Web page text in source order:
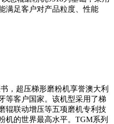
满足客户对产品粒度、性能
，超压梯形磨粉机享誉澳大利
等客户国家。该机型采用了梯
辊联动增压等五项磨机专利技
机的世界最高水平。TGM系列